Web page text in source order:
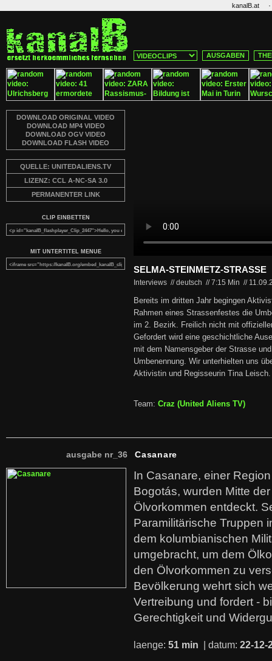
kanalB.at ·
AUSGABEN
DOWNLOAD ORIGINAL VIDEO
DOWNLOAD MP4 VIDEO
DOWNLOAD OGV VIDEO
DOWNLOAD FLASH VIDEO
QUELLE: UNITEDALIENS.TV
LIZENZ: CCL A-NC-SA 3.0
PERMANENTER LINK
CLIP EINBETTEN
MIT UNTERTITEL MENUE
SELMA-STEINMETZ-STRASSE
Interviews // deutsch //7:15 Min //
Bereits im dritten Jahr begingen
Rahmen eines Strassenfestes die
im 2. Bezirk. Freilich nicht mit
Gefordert wird eine geschichtliche
mit dem Namensgeber der Strasse
Umbenennung. Wir unterhielten uns
Aktivistin und Regisseurin Tina Leisch.
Team: Craz (United Aliens TV)
ausgabe nr_36 Casanare
In Casanare, einer
Bogotás, wurden Mitte
Ölvorkommen entdeckt.
Paramilitärische Truppen
dem kolumbianischen
umgebracht, um dem
den Ölvorkommen zu
Bevölkerung wehrt sich
Vertreibung und fordert -
Gerechtigkeit und
laenge: 51 min | datum: 22-12-